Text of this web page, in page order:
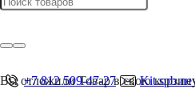
+7 812 509-47-27
Вы отложилиТоварв свою
Главная
/